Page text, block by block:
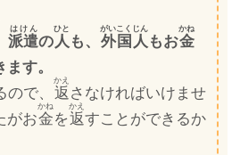
派遣
はけん
の人
ひと
も、 外国人
がいこくじん
もお金
かね
す。
ので、 返
かえ
さなければいけませ
がお金
かね
を返
かえ
すことができるか